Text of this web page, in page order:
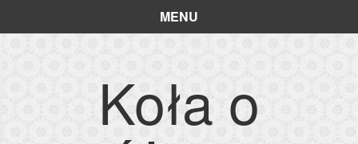
MENU
Koła o